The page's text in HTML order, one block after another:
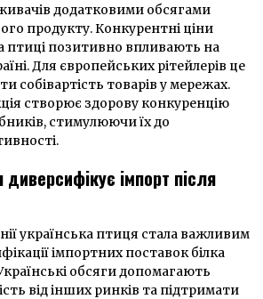
додатковими обсягами
продукту. Конкурентні ціни
птиці позитивно впливають на
Для європейських рітейлерів це
собівартість товарів у мережах.
створює здорову конкуренцію
стимулюючи їх до
імпорт після
українська птиця стала важливим
імпортних поставок білка
обсяги допомагають
від інших ринків та підтримати